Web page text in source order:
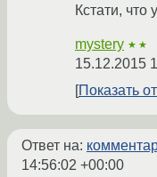
Кстати, что
mystery ★★
15.12.2015
Показать
Ответ на:
14:56:02 +00:00